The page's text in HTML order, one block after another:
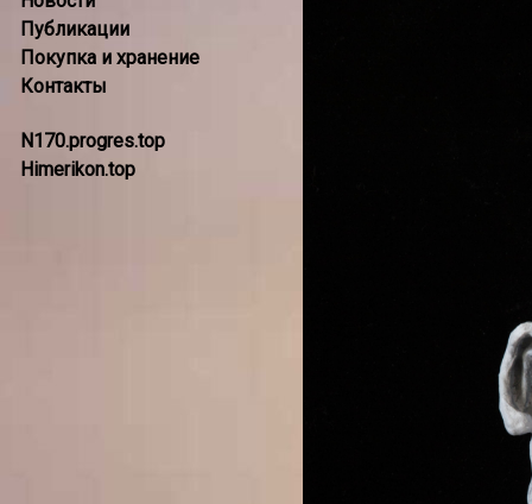
Публикации
Покупка и хранение
Контакты
N170.progres.top
Himerikon.top